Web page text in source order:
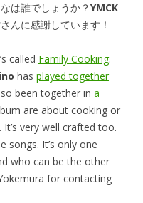
は誰でしょうか？YMCK
んに感謝しています！
called Family Cooking.
has played together
been together in a
are about cooking or
very well crafted too.
songs. It’s only one
who can be the other
for contacting